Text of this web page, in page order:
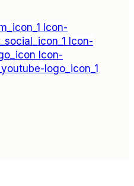
Icon-
Icon-
Icon-
logo_icon_1